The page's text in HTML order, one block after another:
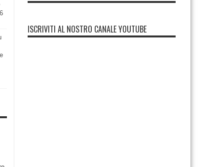
ISCRIVITI AL NOSTRO CANALE YOUTUBE